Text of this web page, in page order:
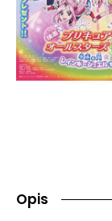
Opis